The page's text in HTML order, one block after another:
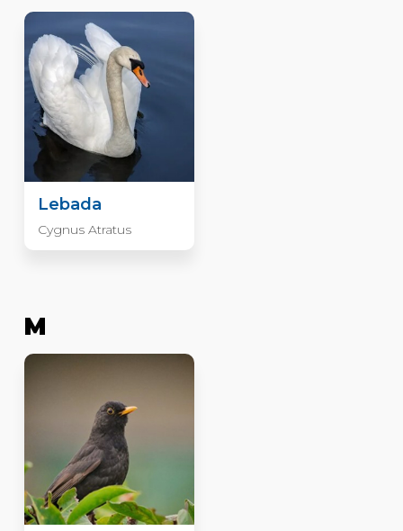
Lebada
Cygnus Atratus
M